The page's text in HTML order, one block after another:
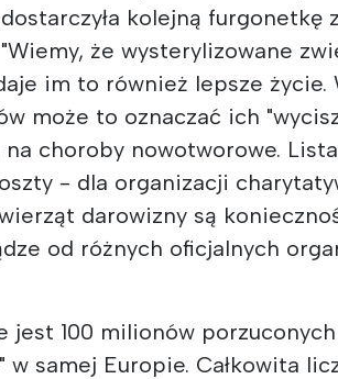
kolejną furgonetkę
że wysterylizowane
im to również lepsze życie.
może to oznaczać ich
na choroby nowotworowe.
- dla organizacji
darowizny są
od różnych oficjalnych
jest 100 milionów
w samej Europie. Całkowita